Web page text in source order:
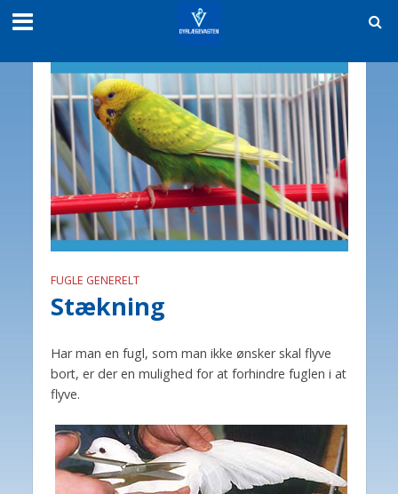
FUGLE GENERELT
Stækning
Har man en fugl, som man ikke ønsker skal flyve
bort, er der en mulighed for at forhindre fuglen i at
flyve.